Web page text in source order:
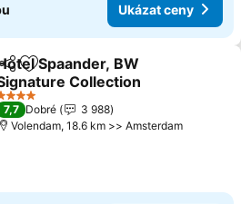
Ukázat ceny
Přidat na seznam oblíbených
Spaander, BW
Collection
Počet hvězdiček
7,7 Dobré
3 988
Volendam, 18.6 km >> Amsterdam